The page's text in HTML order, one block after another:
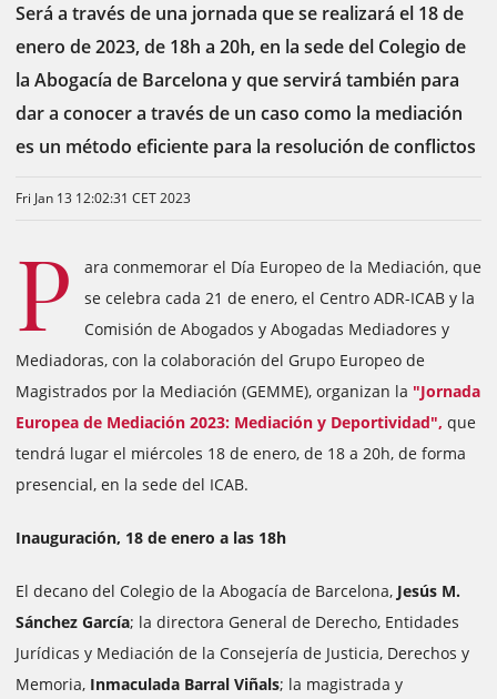
Será a través de una jornada que se realizará el 18 de
enero de 2023, de 18h a 20h, en la sede del Colegio de
la Abogacía de Barcelona y que servirá también para
dar a conocer a través de un caso como la mediación
es un método eficiente para la resolución de conflictos
Fri Jan 13 12:02:31 CET 2023
P
ara conmemorar el Día Europeo de la Mediación, que
se celebra cada 21 de enero, el Centro ADR-ICAB y la
Comisión de Abogados y Abogadas Mediadores y
Mediadoras, con la colaboración del Grupo Europeo de
Magistrados por la Mediación (GEMME), organizan la "Jornada
Europea de Mediación 2023: Mediación y Deportividad", que
tendrá lugar el miércoles 18 de enero, de 18 a 20h, de forma
presencial, en la sede del ICAB.
Inauguración, 18 de enero a las 18h
El decano del Colegio de la Abogacía de Barcelona, Jesús M.
Sánchez García; la directora General de Derecho, Entidades
Jurídicas y Mediación de la Consejería de Justicia, Derechos y
Memoria, Inmaculada Barral Viñals; la magistrada y